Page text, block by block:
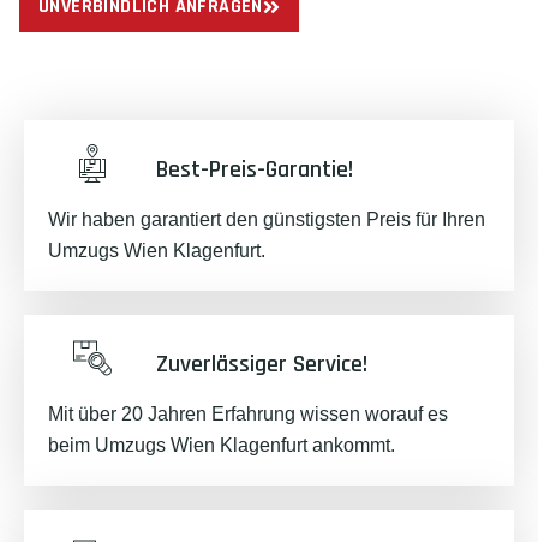
UNVERBINDLICH ANFRAGEN
Best-Preis-Garantie!
Wir haben garantiert den günstigsten Preis für Ihren
Umzugs Wien Klagenfurt.
Zuverlässiger Service!
Mit über 20 Jahren Erfahrung wissen worauf es
beim Umzugs Wien Klagenfurt ankommt.